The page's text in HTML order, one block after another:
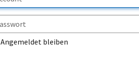
Angemeldet bleiben